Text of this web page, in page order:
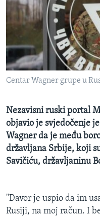
MAGAZIN
O GLASU AMERIKE
Learning English
PRATITE NAS
Jezici
Centar Wagner grupe u
Nezavisni ruski portal
objavio je svjedočenje
Wagner da je među
državljana Srbije, koji
Savičiću, državljaninu
"Davor je uspio da im
Rusiji, na moj račun. I